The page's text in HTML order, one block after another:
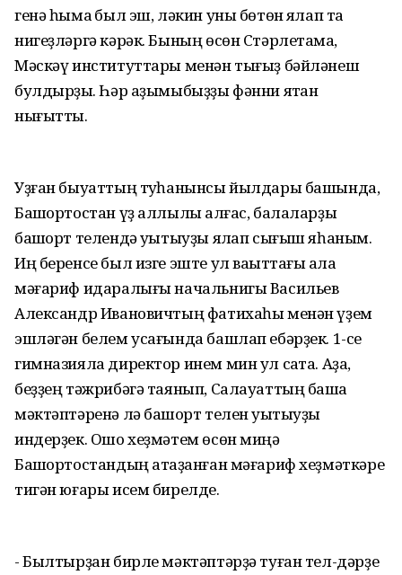
генә һымаҡ был эш, ләкин уны бөтөн яҡлап та
нигеҙләргә кәрәк. Бының өсөн Стәрлетамаҡ,
Мәскәү институттары менән тығыҙ бәйләнеш
булдырҙыҡ. Һәр аҙымыбыҙҙы фәнни яҡтан
нығыттыҡ.
Уҙған быуаттың туҡһанынсы йылдары башында,
Башҡортостан үҙ аллылыҡ алғас, балаларҙы
башҡорт телендә уҡытыуҙы яҡлап сығыш яһаным.
Иң беренсе был изге эште ул ваҡыттағы ҡала
мәғариф идаралығы начальнигы Васильев
Александр Ивановичтың фатихаһы менән үҙем
эшләгән белем усағында башлап ебәрҙек. 1-се
гимназияла директор инем мин ул саҡта. Аҙаҡ,
беҙҙең тәжрибәгә таянып, Салауаттың башҡа
мәктәптәренә лә башҡорт телен уҡытыуҙы
индерҙек. Ошо хеҙмәтем өсөн миңә
Башҡортостандың атҡаҙанған мәғариф хеҙмәткәре
тигән юғары исем бирелде.
- Былтырҙан бирле мәктәптәрҙә туған тел-дәрҙе